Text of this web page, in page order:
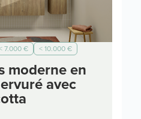
7.000 €
< 10.000 €
moderne en
avec